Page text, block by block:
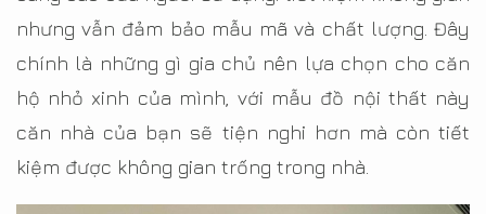
nhưng vẫn đảm bảo mẫu mã và chất lượng. Đây
chính là những gì gia chủ nên lựa chọn cho căn
hộ nhỏ xinh của mình, với mẫu đồ nội thất này
căn nhà của bạn sẽ tiện nghi hơn mà còn tiết
kiệm được không gian trống trong nhà.